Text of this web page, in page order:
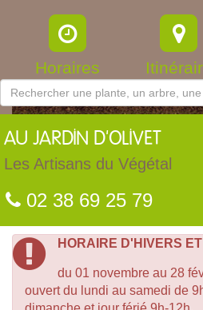
Horaires
AU JARDIN D'OLIVET
Les Artisans du Végétal
02 38 69 25 79
HORAIRE D'HIVERS
du 01 novembre au 28
ouvert du lundi au samedi de